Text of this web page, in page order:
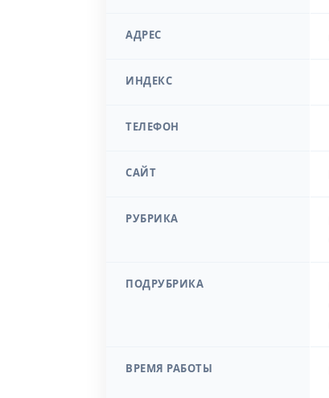
АДРЕС
ИНДЕКС
ТЕЛЕФОН
САЙТ
РУБРИКА
ПОДРУБРИКА
ВРЕМЯ РАБОТЫ